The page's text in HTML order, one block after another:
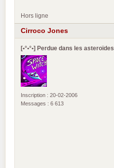
Hors ligne
Cirroco Jones
[•°•°•] Perdue dans les asteroïdes
Inscription : 20-02-2006
Messages : 6 613